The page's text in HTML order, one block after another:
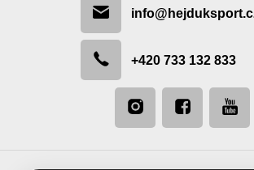
+420 733 132 833